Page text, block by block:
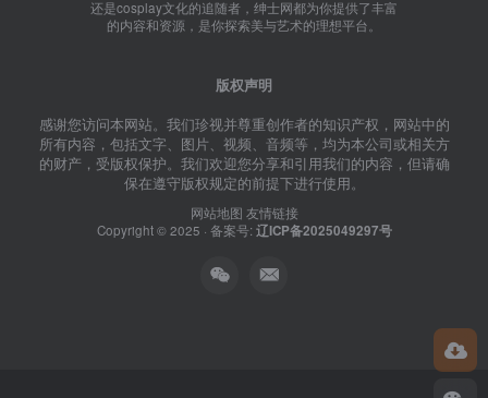
还是cosplay文化的追随者，绅士网都为你提供了丰富
的内容和资源，是你探索美与艺术的理想平台。
版权声明
感谢您访问本网站。我们珍视并尊重创作者的知识产权，网站中的
所有内容，包括文字、图片、视频、音频等，均为本公司或相关方
的财产，受版权保护。我们欢迎您分享和引用我们的内容，但请确
保在遵守版权规定的前提下进行使用。
网站地图 友情链接
Copyright © 2025 · 备案号: 辽ICP备2025049297号